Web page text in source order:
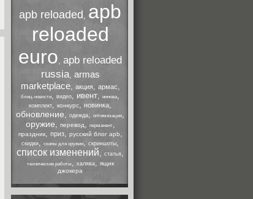
apb reloaded , apb
reloaded
euro, apb reloaded
russia, armas
marketplace, акция, армас,
блиц-новости, видео, ивент, иннова,
комплект, конкурс, новинка,
обновление, одежда, оптимизация,
оружие, перевод, перманент,
праздник, приз, русский блог apb,
скидки, скины для оружия, скриншоты,
список изменений, статья,
технические работы, халява, ящик
джокера